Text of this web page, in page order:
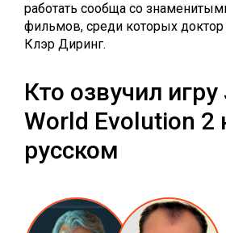
работать сообща со
фильмов, среди которых
Клэр Диринг.
Кто озвучил
World Evolution 2
русском